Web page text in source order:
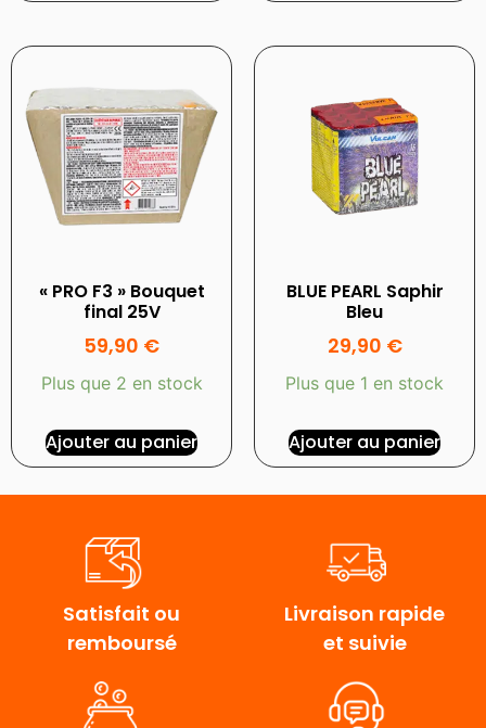
« PRO F3 » Bouquet
final 25V
59,90 €
Plus que 2 en stock
Ajouter au panier
BLUE PEARL Saphir
Bleu
29,90 €
Plus que 1 en stock
Ajouter au panier
Satisfait ou
remboursé
Livraison rapide
et suivie